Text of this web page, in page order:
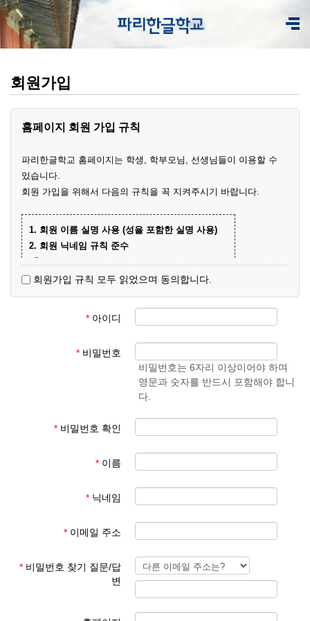
회원가입
홈페이지 회원 가입 규칙
파리한글학교 홈페이지는 학생, 학부모님, 선생님들이 이용할 수
있습니다.
회원 가입을 위해서 다음의 규칙을 꼭 지켜주시기 바랍니다.
1. 회원 이름 실명 사용 (성을 포함한 실명 사용)
2. 회원 닉네임 규칙 준수
① 학부모 회원 닉네임
- 학생 이름+엄마(아빠)
(예)
엄마
김예
준엄
마
(예)
김예
3. 회원 이메일은 입학원서에 기재된 이메일 주소
회원 가입 후 회원 승인에 평균 1일이 소요됩니다.
한글학교 회원이 아닌 분들이 특정한 사유로 홈페이지를 이용하기
파리한글학교 홈페이지 관리자
회원가입 규칙 모두 읽었으며 동의합니다.
* 아이디
* 비밀번호
비밀번호는 6자리 이상이어야 하며
영문과 숫자를 반드시 포함해야 합니
다.
* 비밀번호 확인
* 이름
* 닉네임
* 이메일 주소
* 비밀번호 찾기 질문/답
변